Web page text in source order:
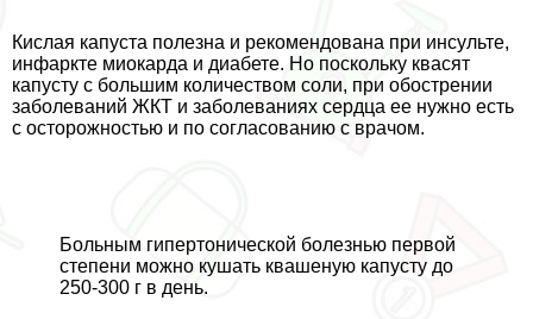
Кислая капуста полезна и рекомендована при инсульте,
инфаркте миокарда и диабете. Но поскольку квасят
капусту с большим количеством соли, при обострении
заболеваний ЖКТ и заболеваниях сердца ее нужно есть
с осторожностью и по согласованию с врачом.
Больным гипертонической болезнью первой
степени можно кушать квашеную капусту до
250-300 г в день.